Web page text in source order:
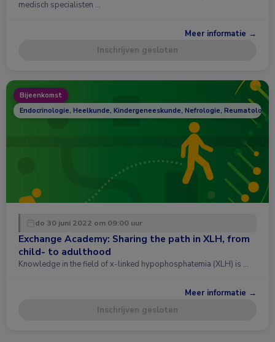
medisch specialisten …
Meer informatie →
Inschrijven gesloten
Bijeenkomst
Endocrinologie, Heelkunde, Kindergeneeskunde, Nefrologie, Reumatologie
do 30 juni 2022 om 09:00 uur
Exchange Academy: Sharing the path in XLH, from
child- to adulthood
Knowledge in the field of x-linked hypophosphatemia (XLH) is …
Meer informatie →
Inschrijven gesloten